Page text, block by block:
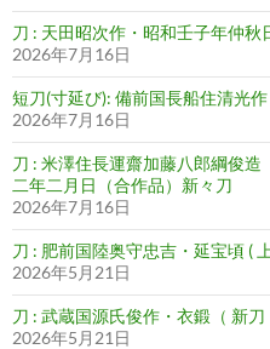
刀 : 天田昭次作・昭和壬子年仲
2026年7月16日
短刀(寸延び): 備前国長船住清光
2026年7月16日
刀 : 米澤住長運齋加藤八郎綱俊
二年二月日（合作品）新々刀
2026年7月16日
刀 : 肥前国陸奥守忠吉・延宝頃 (
2026年5月21日
刀 : 武蔵国源氏俊作・衣鍛（ 新刀
2026年5月21日